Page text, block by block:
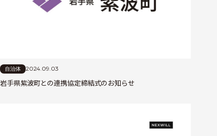
自治体 2024.09.03
岩手県紫波町との連携協定締結式のお知らせ